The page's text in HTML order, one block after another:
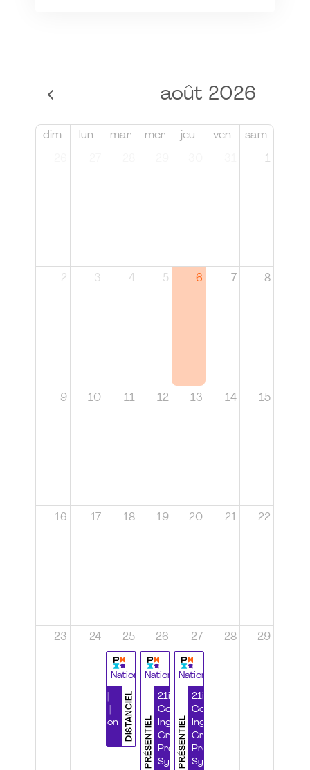
août 2026
dim. lun. mar. mer. jeu. ven. sam.
1
2 3 4 5 6 7 8
9 10 11 12 13 14 15
16 17 18 19 20 21 22
23 24 25
National
DISTANCIEL
Certification
26
National
PRÉSENTIEL
21ième
Congrès
Ingénierie
Grands
Projets et
Systèmes
27
National
PRÉSENTIEL
21ième
Congrès
Ingénierie
Grands
Projets et
Systèmes
28 29